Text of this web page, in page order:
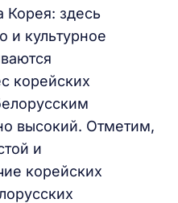
Корея: здесь
и культурное
корейских
высокий. Отметим,
и
корейских